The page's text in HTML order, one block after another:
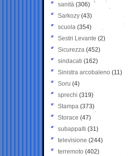
sanità (306)
Sarkozy (43)
scuola (354)
Sestri Levante (2)
Sicurezza (452)
sindacati (162)
Sinistra arcobaleno (11)
Soru (4)
sprechi (319)
Stampa (373)
Storace (47)
subappalti (31)
televisione(244)
terremoto (402)